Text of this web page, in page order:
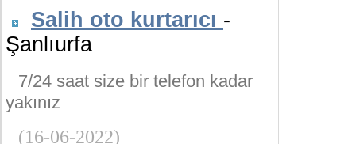
Salih oto kurtarıcı -
Şanlıurfa
7/24 saat size bir telefon kadar
yakınız
(16-06-2022)